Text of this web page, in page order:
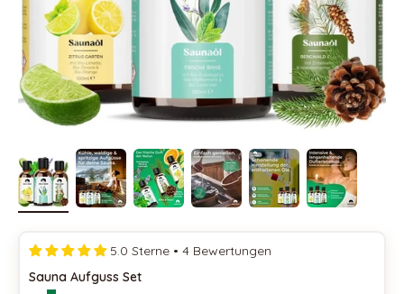
5.0 Sterne • 4 Bewertungen
Sauna Aufguss Set